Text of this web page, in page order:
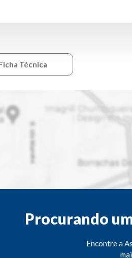
Técnica
Procurando
Encontre a